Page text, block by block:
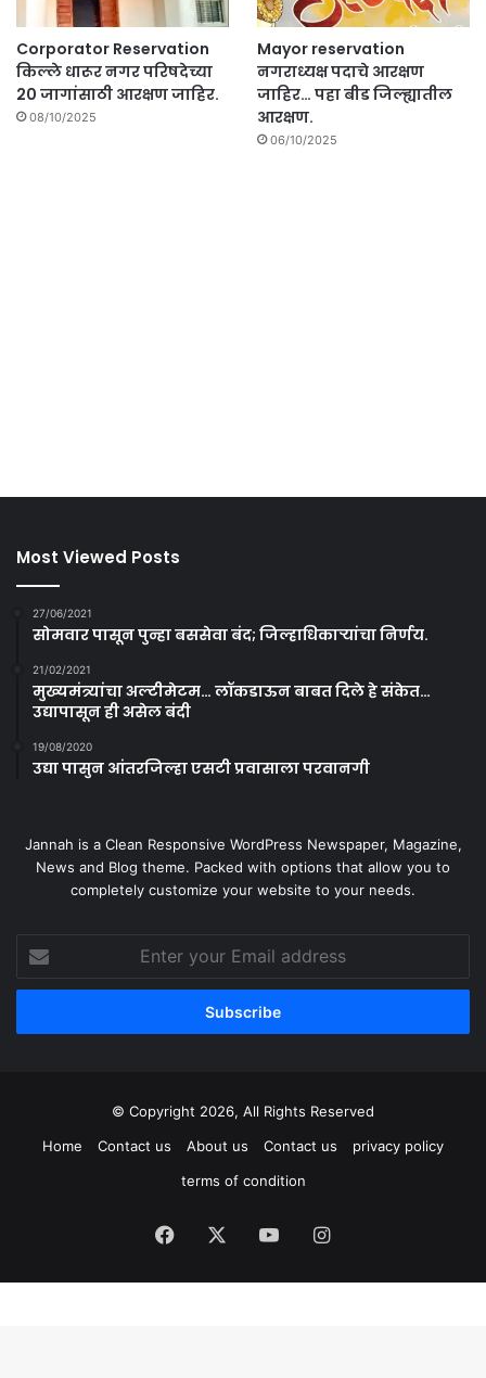
Corporator Reservation
किल्ले धारूर नगर परिषदेच्या
20 जागांसाठी आरक्षण जाहिर.
08/10/2025
Mayor reservation
नगराध्यक्ष पदाचे आरक्षण
जाहिर… पहा बीड जिल्ह्यातील
आरक्षण.
06/10/2025
Most Viewed Posts
27/06/2021
सोमवार पासून पुन्हा बससेवा बंद; जिल्हाधिकाऱ्यांचा निर्णय.
21/02/2021
मुख्यमंत्र्यांचा अल्टीमेटम… लॉकडाऊन बाबत दिले हे संकेत…
उद्यापासून ही असेल बंदी
19/08/2020
उद्या पासुन आंतरजिल्हा एसटी प्रवासाला परवानगी
Jannah is a Clean Responsive WordPress Newspaper, Magazine,
News and Blog theme. Packed with options that allow you to
completely customize your website to your needs.
Enter
your
Email
© Copyright 2026, All Rights Reserved
Home
Contact us About us Contact us
privacy policy
terms of condition
Facebook YouTubeInstagram